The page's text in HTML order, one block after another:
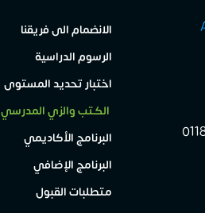
الانضمام الى فريقنا
الرسوم الدراسية
اختبار تحديد المستوى
الكتب والزي المدرسي
البرنامج الأكاديمي
البرنامج الإضافي
متطلبات القبول